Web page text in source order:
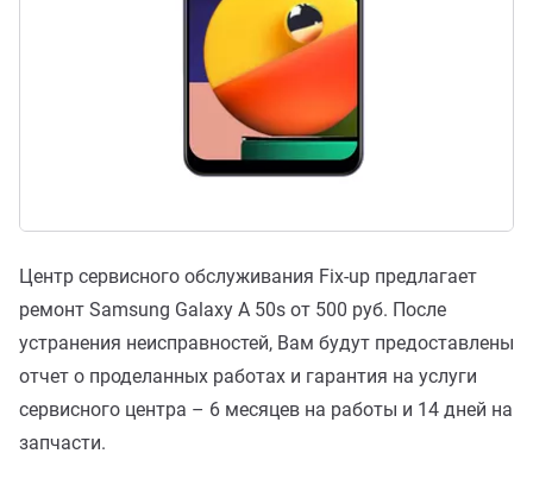
Центр сервисного обслуживания Fix-up предлагает
ремонт Samsung Galaxy A 50s от 500 руб. После
устранения неисправностей, Вам будут предоставлены
отчет о проделанных работах и гарантия на услуги
сервисного центра – 6 месяцев на работы и 14 дней на
запчасти.